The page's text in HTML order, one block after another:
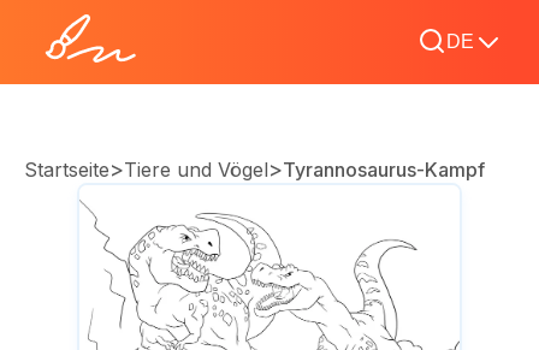
DE
Startseite>Tiere und Vögel>Tyrannosaurus-Kampf